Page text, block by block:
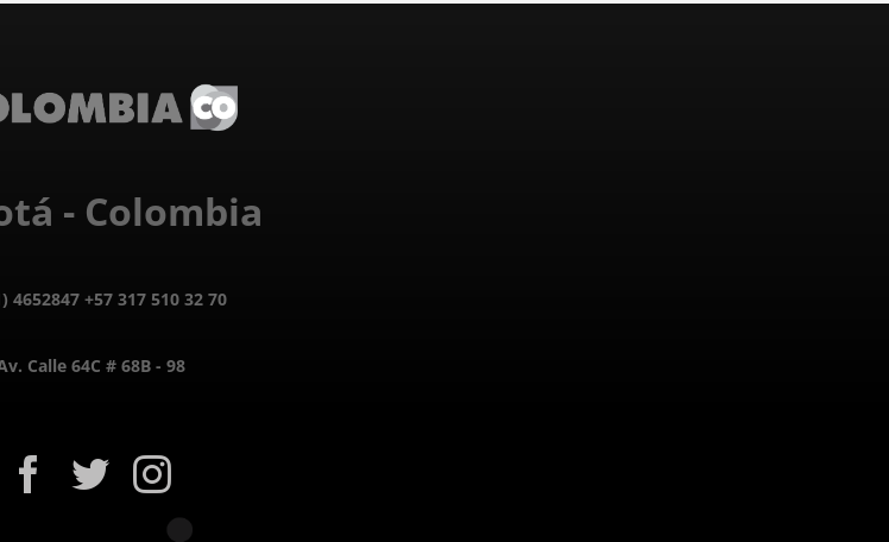
- Colombia
4652847 +57 317 510 32 70
Calle 64C # 68B - 98